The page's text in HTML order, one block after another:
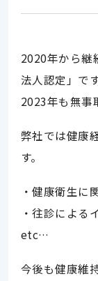
2020年から継
法人認定」です
2023年も無事
弊社では健康
す。
・健康衛生に
・往診によ
etc…
今後も健康維